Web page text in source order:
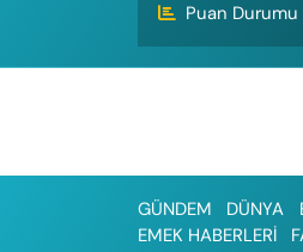
Puan
GÜNDEM DÜNYA
EMEK HABERLERİ